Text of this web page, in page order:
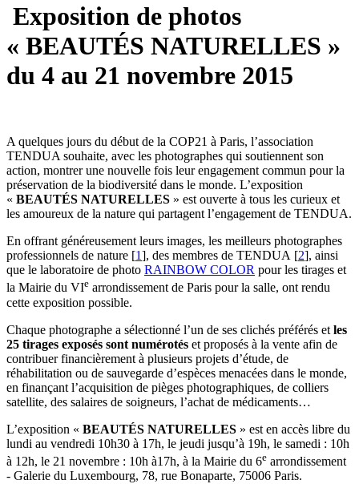
Exposition de photos
« BEAUTÉS NATURELLES »
du 4 au 21 novembre 2015
A quelques jours du début de la COP21 à Paris, l’association
TENDUA souhaite, avec les photographes qui soutiennent son
action, montrer une nouvelle fois leur engagement commun pour la
préservation de la biodiversité dans le monde. L’exposition
« BEAUTÉS NATURELLES » est ouverte à tous les curieux et
les amoureux de la nature qui partagent l’engagement de TENDUA.
En offrant généreusement leurs images, les meilleurs photographes
professionnels de nature [1], des membres de TENDUA [2], ainsi
que le laboratoire de photo RAINBOW COLOR pour les tirages et
la Mairie du VIe arrondissement de Paris pour la salle, ont rendu
cette exposition possible.
Chaque photographe a sélectionné l’un de ses clichés préférés et les
25 tirages exposés sont numérotés et proposés à la vente afin de
contribuer financièrement à plusieurs projets d’étude, de
réhabilitation ou de sauvegarde d’espèces menacées dans le monde,
en finançant l’acquisition de pièges photographiques, de colliers
satellite, des salaires de soigneurs, l’achat de médicaments…
L’exposition « BEAUTÉS NATURELLES » est en accès libre du
lundi au vendredi 10h30 à 17h, le jeudi jusqu’à 19h, le samedi : 10h
à 12h, le 21 novembre : 10h à17h, à la Mairie du 6e arrondissement
- Galerie du Luxembourg, 78, rue Bonaparte, 75006 Paris.